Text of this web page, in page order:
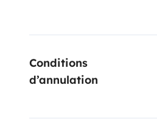
Conditions
d’annulation